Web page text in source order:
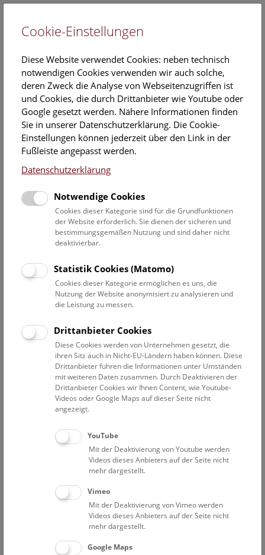
EN
GENchangers.
Entschlüsselte Geheimnisse aus
frühmittelalterlichen Gräberfeldern
ab 14. Oktober 2026
Sonderausstellung im Saal 21 im 2. Stock
Aber was, wenn wir die Verwandtschaftsverhältnisse von
Menschen erfahren, die vor über 1.200 Jahren gelebt haben?
Dann sehen wir zwischenmenschliche Verbindungen, die in
einer Zeit großer Umbrüche und Veränderungen Stabilität
gaben. Damit können wir eine neue Geschichte der
sogenannten Völkerwanderung erzählen. Was bisher
unmöglich war, wird durch die Aufnahme der Genetik in die
vielfältige Erforschung des frühen Mittelalters möglich, und
bisher Unsichtbares wird sichtbar: das Leben der breiten
Bevölkerung.
Ausgehend von zwei frühmittelalterlichen Gräberfeldern der
nahe bei Wien gelegenen Ortschaften Leobersdorf und
Mödling entfaltet sich in der Sonderausstellung ein Einblick
in die Lebenswelten der einfachen Menschen: Wie sie sich
ansiedelten und ihre Gemeinschaft und Kultur lebten. Wer
mit wem verwandt war, gemeinsam Kinder hatte,
über ihre Ernährung, Kindheit, Gesundheit und Mobilität.
Von hier weitet sich unser Blick auf Zusammenhänge und
Unterschiede zu anderen Gemeinschaften in Mitteleuropa,
die nicht Völker sein mussten, um zu wandern, und auch
über lange Perioden sesshaft waren.
Cookie-Einstellungen
Diese Website verwendet Cookies: neben technisch
notwendigen Cookies verwenden wir auch solche,
deren Zweck die Analyse von Webseitenzugriffen ist
und Cookies, die durch Drittanbieter wie Youtube oder
Google gesetzt werden. Nähere Informationen finden
Sie in unserer Datenschutzerklärung. Die Cookie-
Einstellungen können jederzeit über den Link in der
Fußleiste angepasst werden.
Datenschutzerklärung
Notwendige Cookies
Cookies dieser Kategorie sind für die Grundfunktionen
der Website erforderlich. Sie dienen der sicheren und
bestimmungsgemäßen Nutzung und sind daher nicht
deaktivierbar.
Statistik Cookies (Matomo)
Cookies dieser Kategorie ermöglichen es uns, die
Nutzung der Website anonymisiert zu analysieren und
die Leistung zu messen.
Drittanbieter Cookies
Diese Cookies werden von Unternehmen gesetzt, die
ihren Sitz auch in Nicht-EU-Ländern haben können. Diese
Drittanbieter führen die Informationen unter Umständen
mit weiteren Daten zusammen. Durch Deaktivieren der
Drittanbieter Cookies wir Ihnen Content, wie Youtube-
Videos oder Google Maps auf dieser Seite nicht
angezeigt.
YouTube
Mit der Deaktivierung von Youtube werden
Videos dieses Anbieters auf der Seite nicht
mehr dargestellt.
Vimeo
Mit der Deaktivierung von Vimeo werden
Videos dieses Anbieters auf der Seite nicht
mehr dargestellt.
Google Maps